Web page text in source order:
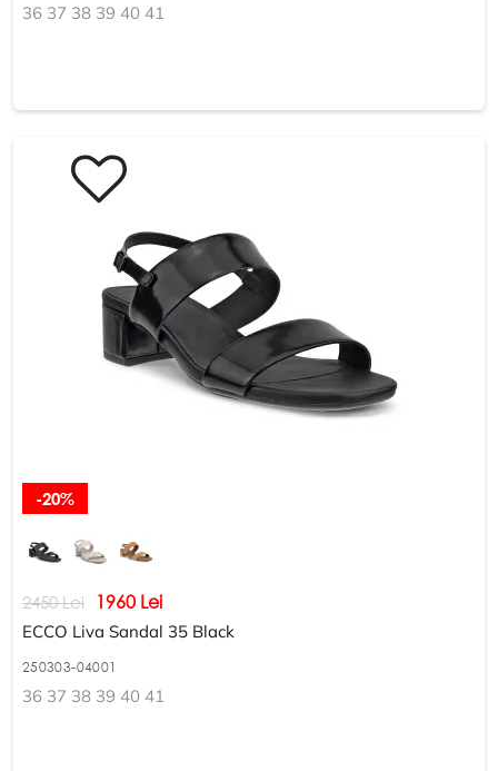
36 37 38 39 40 41
-20%
2450 Lei 1960 Lei
ECCO Liva Sandal 35 Black
250303-04001
36 37 38 39 40 41